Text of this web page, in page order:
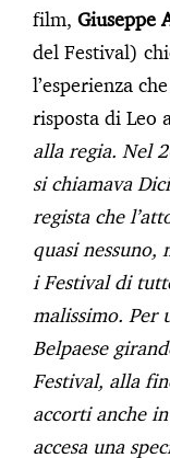
film, Giuseppe
del Festival)
l’esperienza
risposta di Leo
alla regia. Nel
si chiamava
regista che
quasi nessuno,
i Festival di
malissimo. Per
Belpaese
Festival, alla
accorti anche
accesa una